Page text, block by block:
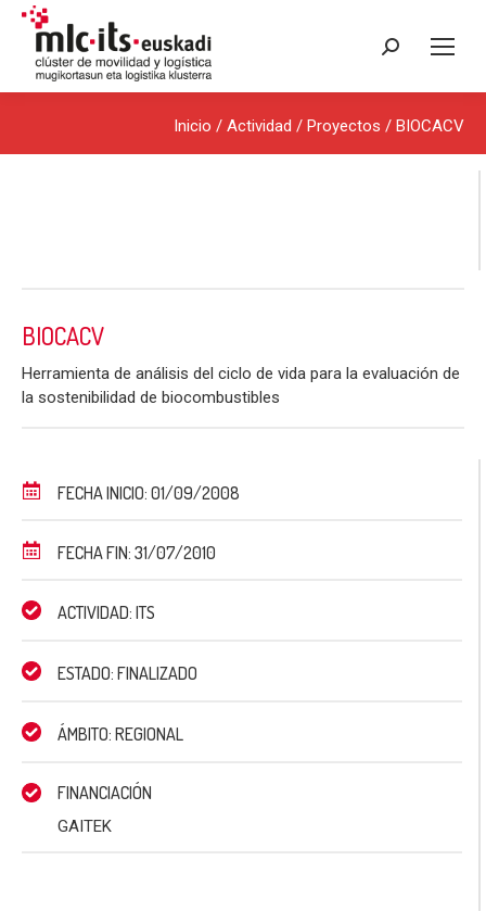
Buscar:
Inicio / Actividad / Proyectos / BIOCACV
BIOCACV
Herramienta de análisis del ciclo de vida para la evaluación de
la sostenibilidad de biocombustibles
FECHA INICIO: 01/09/2008
FECHA FIN: 31/07/2010
ACTIVIDAD: ITS
ESTADO: FINALIZADO
ÁMBITO: REGIONAL
FINANCIACIÓN
GAITEK